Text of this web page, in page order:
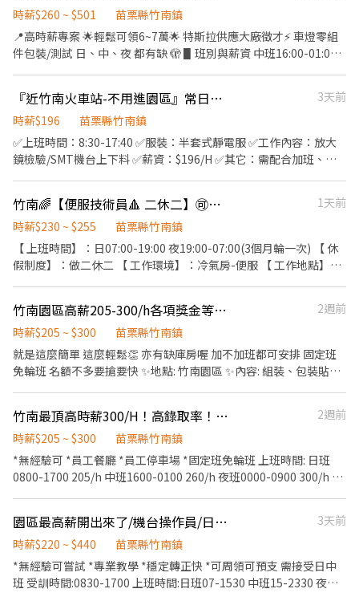
時薪$260 ~ $501
苗栗縣竹南鎮
📍高時薪專案 🌟輕鬆可領6~7萬🌟 特斯拉供應大廠徵才⚡️ 車燈零組
件包裝/測試 日、中、夜 都有缺 🫣 ▋班別與薪資 中班16:00-01:00
205 名額極少，先搶先贏 . 📍竹南廣源科技園區 👤 𝐈 𝐃：@023qhrts
留下 ≋ 姓名+電話+竹南專案 📩 立即安排面談
『近竹南火車站-不用進園區』常日班作業員
3天前
時薪$196
苗栗縣竹南鎮
✅上班時間：8:30-17:40 ✅服裝：半套式靜電服 ✅工作內容：放大
鏡檢驗/SMT機台上下料 ✅薪資：$196/H ✅其它：需配合加班、停
竹南🌈【便服技術員🔺 二休二】🉑週領借支🌈 M-M14
1天前
時薪$230 ~ $255
苗栗縣竹南鎮
【 上班時間】：日07:00-19:00 夜19:00-07:00(3個月輪一次) 【 休
假制度】：做二休二 【 工作環境】：冷氣房-便服 【 工作地點】：
(29元) 【 休息時間】：上下午各10分鐘，用餐各1小時 常日班受訓
一~二週 ✔️提供週領借支以及領現金服務$$$ ✔️享有勞保 健保勞退
６％ ✔️尋求穩定工作☺️☺️☺️ 傳你的名字以及截圖職缺，他會跟你說
後續唷 ID:@866feuvn(晨洸人力銀行官方帳號) 電話: 0900768770
竹南園區高薪205-300/h各項獎金等你拿/貼標籤
2週前
時薪$205 ~ $300
苗栗縣竹南鎮
就是這麼簡單 這麼輕鬆👏 亦有缺庫房喔 加不加班都可安排 固定班
免輪班 名額不多要搶要快 ✨地點: 竹南園區 ✨內容: 組裝、包裝貼標
金12000 簡單工作環境單純 ✨完整教育訓練(無經驗可) ✨免費停車
✨固定班別 洽詢：0965353862
竹南最頂高時薪300/H！高錄取率！固定班~彈性加班免輪班/靜電衣/周休二日
2週前
時薪$205 ~ $300
苗栗縣竹南鎮
*無經驗可 *員工餐廳 *員工停車場 *固定班免輪班 上班時間: 日班
0800-1700 205/h 中班1600-0100 260/h 夜班0000-0900 300/h 休
園區最高薪開出來了/機台操作員/日班220/中班250/夜班290/h
3天前
時薪$220 ~ $440
苗栗縣竹南鎮
*無經驗可嘗試 *專業教學 *穩定轉正快 *可周領可預支 需接受日中
班 受訓時間:0830-1700 上班時間:日班07-1530 中班15-2330 夜班